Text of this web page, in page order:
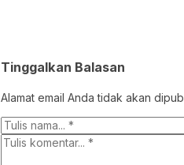
Tinggalkan Balasan
Alamat email Anda tidak akan